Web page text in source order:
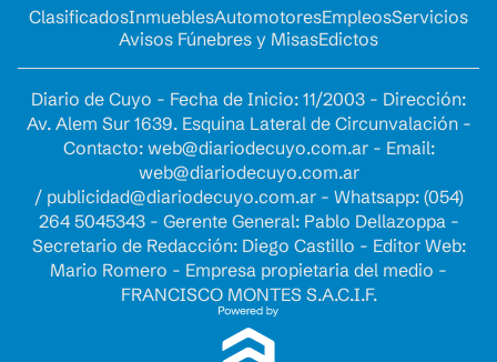
ClasificadosInmueblesAutomotoresEmpleosServicios
Avisos Fúnebres y MisasEdictos
Diario de Cuyo - Fecha de Inicio: 11/2003 - Dirección:
Av. Alem Sur 1639. Esquina Lateral de Circunvalación -
Contacto: web@diariodecuyo.com.ar- Email:
web@diariodecuyo.com.ar
/ publicidad@diariodecuyo.com.ar- Whatsapp: (054)
264 5045343 - Gerente General: Pablo Dellazoppa -
Secretario de Redacción: Diego Castillo - Editor Web:
Mario Romero - Empresa propietaria del medio -
FRANCISCO MONTES S.A.C.I.F.